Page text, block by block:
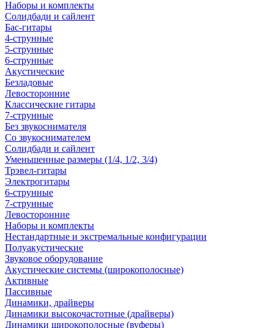
Наборы и комплекты
Солидбади и сайлент
Бас-гитары
4-струнные
5-струнные
6-струнные
Акустические
Безладовые
Левосторонние
Классические гитары
7-струнные
Без звукоснимателя
Со звукоснимателем
Солидбади и сайлент
Уменьшенные размеры (1/4, 1/2, 3/4)
Трэвел-гитары
Электрогитары
6-струнные
7-струнные
Левосторонние
Наборы и комплекты
Нестандартные и экстремальные конфигурации
Полуакустические
Звуковое оборудование
Акустические системы (широкополосные)
Активные
Пассивные
Динамики, драйверы
Динамики высокочастотные (драйверы)
Динамики широкополосные (вуферы)